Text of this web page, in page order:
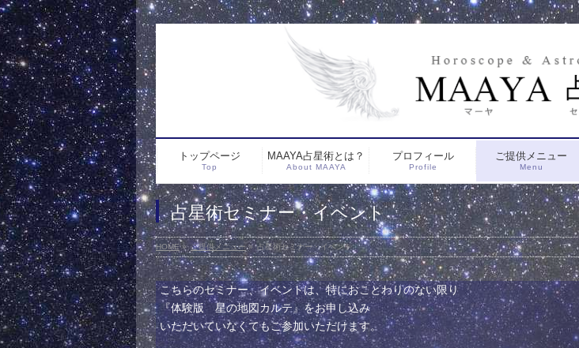
トップページ
Top
MAAYA占星術とは？
About MAAYA
プロフィール
Profile
ご提供メニュー
Menu
占星術セミナー・イベント
HOME» ご提供メニュー» 占星術セミナー・イベント
こちらのセミナー、イベントは、特におことわりのない限り
『体験版 星の地図カルテ』をお申し込み
いただいていなくてもご参加いただけます。